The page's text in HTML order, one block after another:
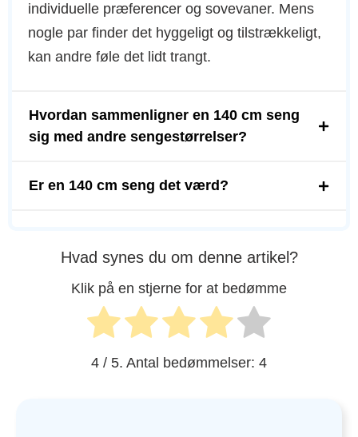
individuelle præferencer og sovevaner. Mens
nogle par finder det hyggeligt og tilstrækkeligt,
kan andre føle det lidt trangt.
Hvordan sammenligner en 140 cm seng
sig med andre sengestørrelser?
Er en 140 cm seng det værd?
Hvad synes du om denne artikel?
Klik på en stjerne for at bedømme
4 / 5. Antal bedømmelser: 4